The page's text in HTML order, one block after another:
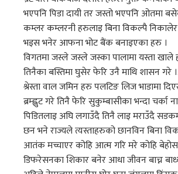
भएपनि पिडा दायी तर जस्तो भएपनि ओतमा
कम्लर कम्लरनी हरुलाइ बिना विकल्पै
भइस भनेर आफना भोट बैंक बनाइएका हरु ।
विगतमा जस्ले जस्ले जस्का पालामा यस्ता
तिनैका बस्तिमा घुसेर फेरि उनै माथि शासन
श्रेस्ता वाल जमिन हरु पलटिङ लिज भाडामा
ब्रम्ह्लुट गरे तिनै फेरि सुकुम्बासीका भन्दा चर्का
पिडितलाइ अघि लगाउँदै तिनै लाइ मराउँदै
छन भने राज्यले त्यस्ताहरुको छानविन बिना
आतंक मच्चाएर कोहि आत्म गरि मरे कोहि
डिफरेसनका शिकार बनेर आधा जीवन बाच्न